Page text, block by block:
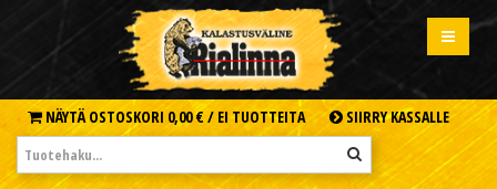
NÄYTÄ OSTOSKORI 0,00 € / EI TUOTTEITA SIIRRY KASSALLE